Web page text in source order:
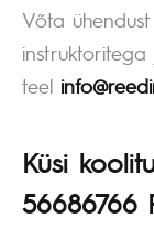
Võta
teel
Küsi
56686766